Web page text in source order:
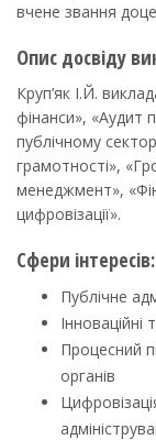
вчене звання
Опис досвіду
Круп’як І.Й.
фінанси», «Аудит
публічному
грамотності»,
менеджмент»,
цифровізації».
Сфери інтересів:
Публічне
Інноваційні
Процесний
органів